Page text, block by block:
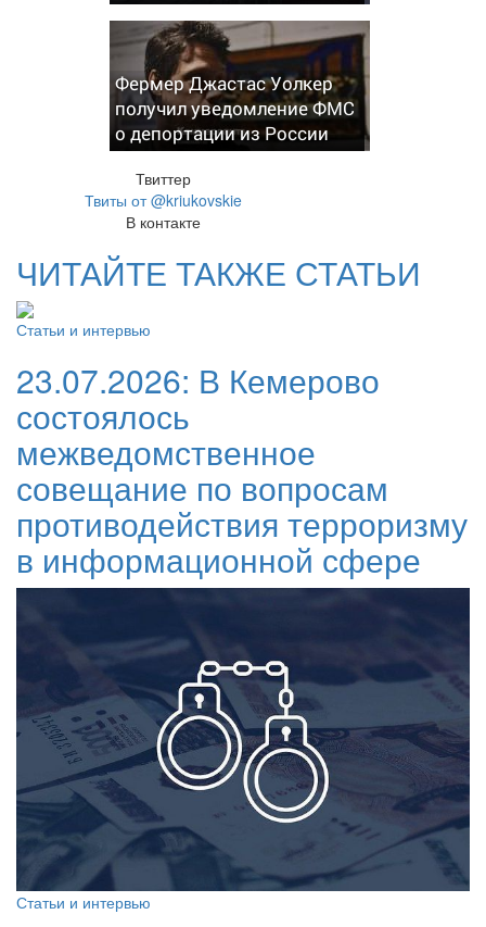
Фермер Джастас Уолкер
получил уведомление ФМС
о депортации из России
Твиттер
Твиты от @kriukovskie
В контакте
ЧИТАЙТЕ ТАКЖЕ СТАТЬИ
Статьи и интервью
23.07.2026: В Кемерово
состоялось
межведомственное
совещание по вопросам
противодействия терроризму
в информационной сфере
Статьи и интервью